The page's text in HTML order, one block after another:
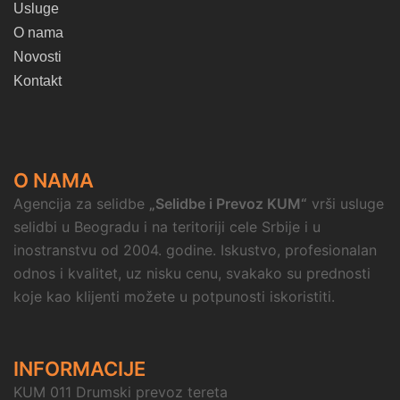
Usluge
O nama
Novosti
Kontakt
O NAMA
Agencija za selidbe „Selidbe i Prevoz KUM“ vrši usluge
selidbi u Beogradu i na teritoriji cele Srbije i u
inostranstvu od 2004. godine. Iskustvo, profesionalan
odnos i kvalitet, uz nisku cenu, svakako su prednosti
koje kao klijenti možete u potpunosti iskoristiti.
INFORMACIJE
KUM 011 Drumski prevoz tereta